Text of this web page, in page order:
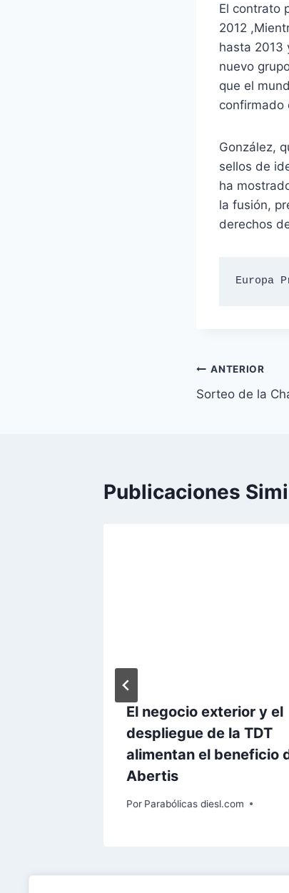
El contrato
2012
hasta 2013
nuevo
que el
confirmado
González,
sellos de
ha
la fusión,
derechos
Europa
de
ANTERIOR
Sorteo de la
Publicaciones
El negocio exterior y el
despliegue de la TDT
alimentan el beneficio
Abertis
Por Parabólicas diesl.com